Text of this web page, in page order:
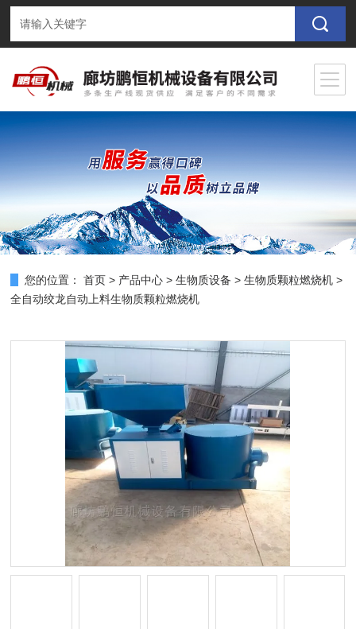
您的位置： 首页 > 产品中心 >生物质设备 >生物质颗粒燃烧机 >
全自动绞龙自动上料生物质颗粒燃烧机